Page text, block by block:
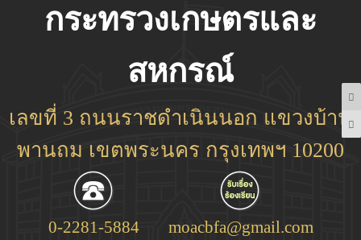
กระทรวงเกษตรและ
สหกรณ์
เลขที่ 3 ถนนราชดำเนินนอก แขวงบ้าน
พานถม เขตพระนคร กรุงเทพฯ 10200
0-2281-5884 moacbfa@gmail.com